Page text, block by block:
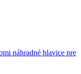
náhradné hlavice pre